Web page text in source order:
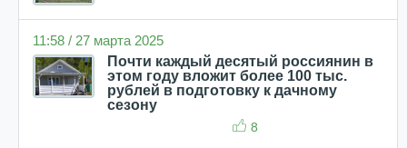
11:58 / 27 марта 2025
Почти каждый десятый россиянин в
этом году вложит более 100 тыс.
рублей в подготовку к дачному
сезону
8